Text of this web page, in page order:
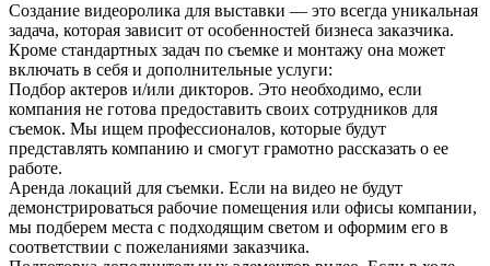
Создание видеоролика для выставки — это всегда уникальная
задача, которая зависит от особенностей бизнеса заказчика.
Кроме стандартных задач по съемке и монтажу она может
включать в себя и дополнительные услуги:
Подбор актеров и/или дикторов. Это необходимо, если
компания не готова предоставить своих сотрудников для
съемок. Мы ищем профессионалов, которые будут
представлять компанию и смогут грамотно рассказать о ее
работе.
Аренда локаций для съемки. Если на видео не будут
демонстрироваться рабочие помещения или офисы компании,
мы подберем места с подходящим светом и оформим его в
соответствии с пожеланиями заказчика.